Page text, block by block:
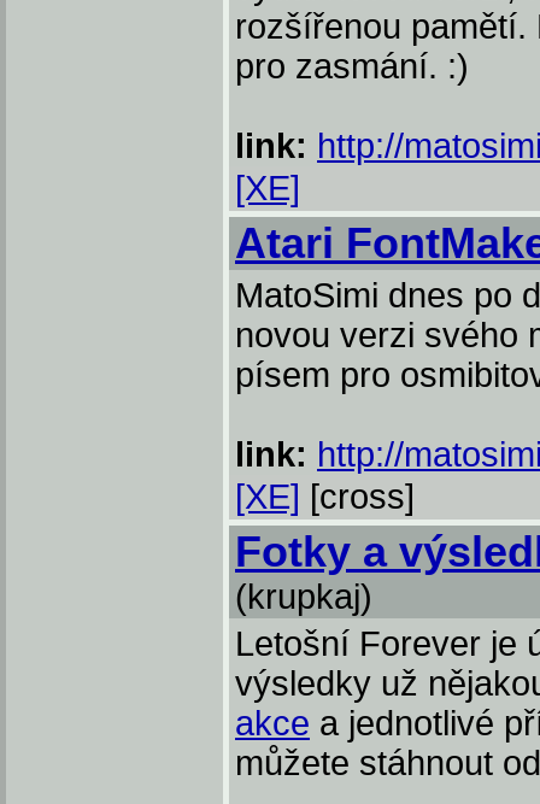
rozšířenou pamětí.
pro zasmání. :)
link: http://
[XE]
Atari
MatoSimi dnes po
novou verzi svého
písem pro
link: http://
[XE] [cross]
Fotky a
(krupkaj)
Letošní Forever je
výsledky už
akce a jednotlivé
můžete stáhnout